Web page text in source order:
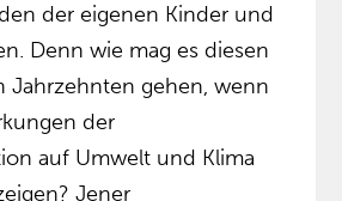
der eigenen Kinder und
Denn wie mag es diesen
Jahrzehnten gehen, wenn
der
auf Umwelt und Klima
Jener